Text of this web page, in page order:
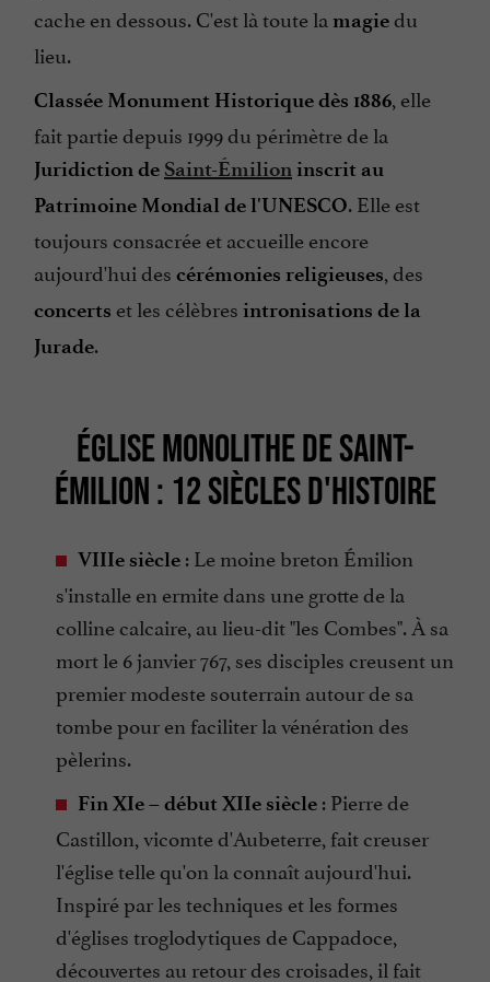
cache en dessous. C'est là toute la magiedu
lieu.
Classée Monument Historique dès 1886, elle
fait partie depuis 1999 du périmètre de la
Juridiction de Saint-Émilioninscrit au
Patrimoine Mondial de l'UNESCO. Elle est
toujours consacrée et accueille encore
aujourd'hui des cérémonies religieuses, des
concerts et les célèbres intronisations de la
Jurade.
ÉGLISE MONOLITHE DE SAINT-
ÉMILION : 12 SIÈCLES D'HISTOIRE
VIIIe siècle : Le moine breton Émilion
s'installe en ermite dans une grotte de la
colline calcaire, au lieu-dit "les Combes". À sa
mort le 6 janvier 767, ses disciples creusent un
premier modeste souterrain autour de sa
tombe pour en faciliter la vénération des
pèlerins.
Fin XIe – début XIIe siècle : Pierre de
Castillon, vicomte d'Aubeterre, fait creuser
l'église telle qu'on la connaît aujourd'hui.
Inspiré par les techniques et les formes
d'églises troglodytiques de Cappadoce,
découvertes au retour des croisades, il fait